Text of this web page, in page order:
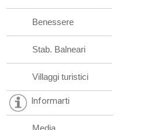
Benessere
Stab. Balneari
Villaggi turistici
Informarti
Media